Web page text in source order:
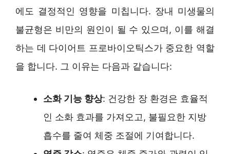
에도 결정적인 영향을 미칩니다. 장내 미생물의
불균형은 비만의 원인이 될 수 있으며, 이를 해결
하는 데 다이어트 프로바이오틱스가 중요한 역할
을 합니다. 그 이유는 다음과 같습니다:
소화 기능 향상: 건강한 장 환경은 효율적
인 소화 효과를 가져오고, 불필요한 지방
흡수를 줄여 체중 조절에 기여합니다.